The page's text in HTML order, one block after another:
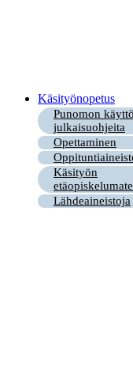
Käsityönopetus
Punomon
julkaisuohjeita
Opettaminen
Käsityön
Lähdeaineistoja